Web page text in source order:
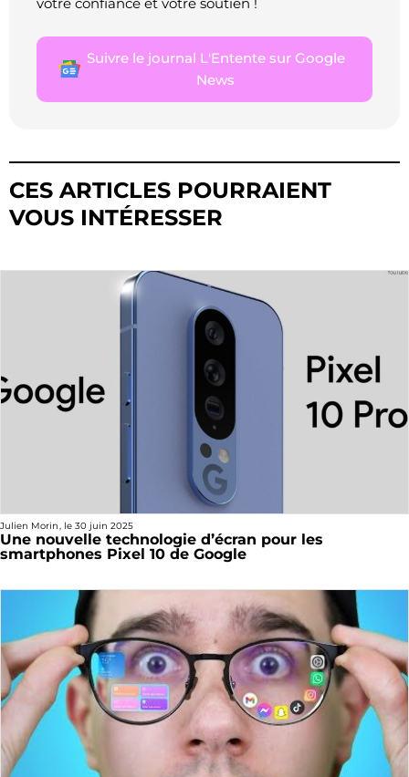
Suivre le journal L'Entente sur Google
News
CES ARTICLES POURRAIENT
VOUS INTÉRESSER
Julien Morin, le 30 juin 2025
Une nouvelle technologie d’écran pour les
smartphones Pixel 10 de Google